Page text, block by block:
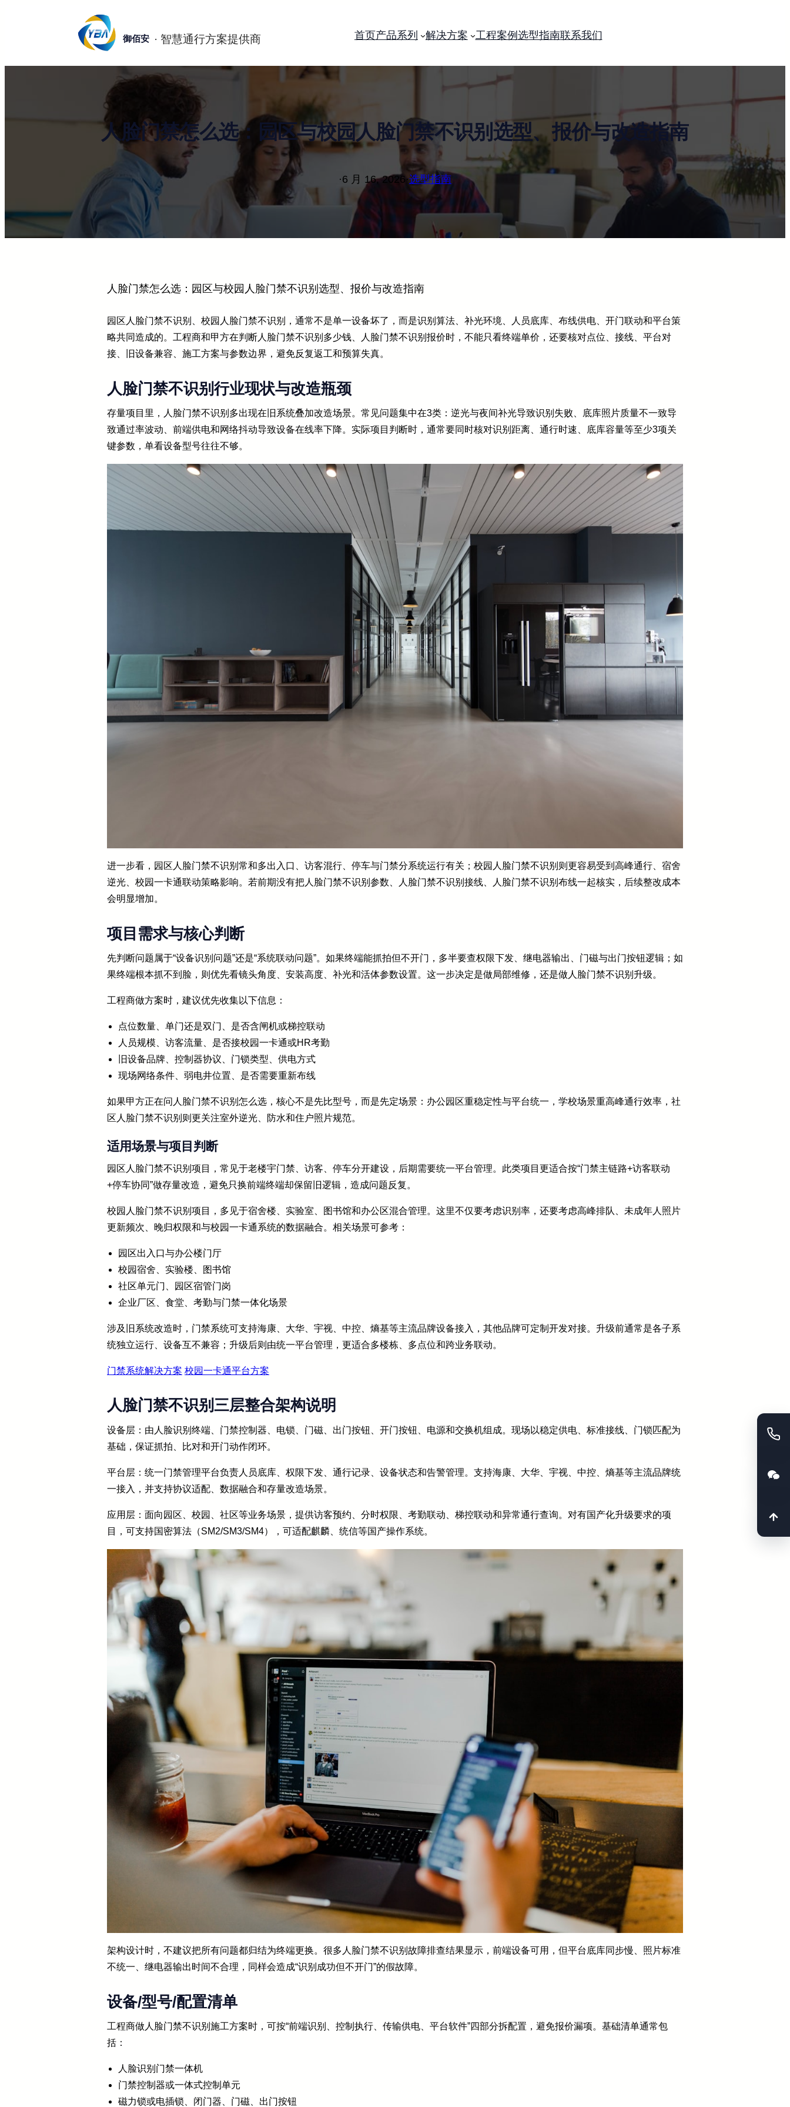
御佰安 首页产品系列 解决方案 工程案例 选型指南联系我们
人脸门禁怎么选：园区与校园人脸门禁不识别选型、报价与改造指南
·6 月 16, 2026·选型指南
人脸门禁怎么选：园区与校园人脸门禁不识别选型、报价与改造指南
园区人脸门禁不识别、校园人脸门禁不识别，通常不是单一设备坏了，而是识别算法、补光环境、人员底库、布线供电、开门联动和平台策
略共同造成的。工程商和甲方在判断人脸门禁不识别多少钱、人脸门禁不识别报价时，不能只看终端单价，还要核对点位、接线、平台对
接、旧设备兼容、施工方案与参数边界，避免反复返工和预算失真。
人脸门禁不识别行业现状与改造瓶颈
存量项目里，人脸门禁不识别多出现在旧系统叠加改造场景。常见问题集中在3类：逆光与夜间补光导致识别失败、底库照片质量不一致导
致通过率波动、前端供电和网络抖动导致设备在线率下降。实际项目判断时，通常要同时核对识别距离、通行时速、底库容量等至少3项关
键参数，单看设备型号往往不够。
进一步看，园区人脸门禁不识别常和多出入口、访客混行、停车与门禁分系统运行有关；校园人脸门禁不识别则更容易受到高峰通行、宿舍
逆光、校园一卡通联动策略影响。若前期没有把人脸门禁不识别参数、人脸门禁不识别接线、人脸门禁不识别布线一起核实，后续整改成本
会明显增加。
项目需求与核心判断
先判断问题属于“设备识别问题”还是“系统联动问题”。如果终端能抓拍但不开门，多半要查权限下发、继电器输出、门磁与出门按钮逻辑；如
果终端根本抓不到脸，则优先看镜头角度、安装高度、补光和活体参数设置。这一步决定是做局部维修，还是做人脸门禁不识别升级。
工程商做方案时，建议优先收集以下信息：
点位数量、单门还是双门、是否含闸机或梯控联动
人员规模、访客流量、是否接校园一卡通或HR考勤
旧设备品牌、控制器协议、门锁类型、供电方式
现场网络条件、弱电井位置、是否需要重新布线
如果甲方正在问人脸门禁不识别怎么选，核心不是先比型号，而是先定场景：办公园区重稳定性与平台统一，学校场景重高峰通行效率，社
区人脸门禁不识别则更关注室外逆光、防水和住户照片规范。
适用场景与项目判断
园区人脸门禁不识别项目，常见于老楼宇门禁、访客、停车分开建设，后期需要统一平台管理。此类项目更适合按“门禁主链路+访客联动
+停车协同”做存量改造，避免只换前端终端却保留旧逻辑，造成问题反复。
校园人脸门禁不识别项目，多见于宿舍楼、实验室、图书馆和办公区混合管理。这里不仅要考虑识别率，还要考虑高峰排队、未成年人照片
更新频次、晚归权限和与校园一卡通系统的数据融合。相关场景可参考：
园区出入口与办公楼门厅
校园宿舍、实验楼、图书馆
社区单元门、园区宿管门岗
企业厂区、食堂、考勤与门禁一体化场景
涉及旧系统改造时，门禁系统可支持海康、大华、宇视、中控、熵基等主流品牌设备接入，其他品牌可定制开发对接。升级前通常是各子系
统独立运行、设备互不兼容；升级后则由统一平台管理，更适合多楼栋、多点位和跨业务联动。
门禁系统解决方案 校园一卡通平台方案
人脸门禁不识别三层整合架构说明
设备层：由人脸识别终端、门禁控制器、电锁、门磁、出门按钮、开门按钮、电源和交换机组成。现场以稳定供电、标准接线、门锁匹配为
基础，保证抓拍、比对和开门动作闭环。
平台层：统一门禁管理平台负责人员底库、权限下发、通行记录、设备状态和告警管理。支持海康、大华、宇视、中控、熵基等主流品牌统
一接入，并支持协议适配、数据融合和存量改造场景。
应用层：面向园区、校园、社区等业务场景，提供访客预约、分时权限、考勤联动、梯控联动和异常通行查询。对有国产化升级要求的项
目，可支持国密算法（SM2/SM3/SM4），可适配麒麟、统信等国产操作系统。
架构设计时，不建议把所有问题都归结为终端更换。很多人脸门禁不识别故障排查结果显示，前端设备可用，但平台底库同步慢、照片标准
不统一、继电器输出时间不合理，同样会造成“识别成功但不开门”的假故障。
设备/型号/配置清单
工程商做人脸门禁不识别施工方案时，可按“前端识别、控制执行、传输供电、平台软件”四部分拆配置，避免报价漏项。基础清单通常包
括：
人脸识别门禁一体机
门禁控制器或一体式控制单元
磁力锁或电插锁、闭门器、门磁、出门按钮